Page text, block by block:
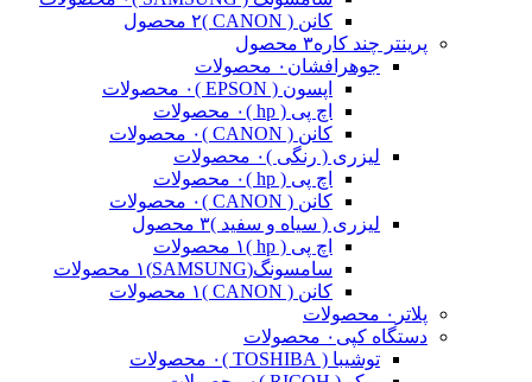
کانن ( CANON )
۲ محصول
پرینتر چند کاره۳ محصول
جوهرافشان ۰ محصولات
اپسون ( EPSON )
۰ محصولات
اچ پی ( hp )
۰ محصولات
کانن ( CANON )
۰ محصولات
لیزری ( رنگی )۰ محصولات
اچ پی ( hp )
۰ محصولات
کانن ( CANON )
۰ محصولات
لیزری ( سیاه و سفید )۳ محصول
اچ پی ( hp )
۱ محصولات
سامسونگ(SAMSUNG)
۱ محصولات
کانن ( CANON )
۱ محصولات
پلاتر ۰ محصولات
دستگاه کپی ۰ محصولات
توشیبا ( TOSHIBA )
۰ محصولات